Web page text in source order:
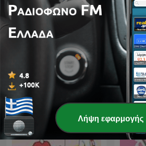
[ΚΥΜΑ ζωής]
Επεισοδιακές
επικοινωνίες...
Στο
Λήψη εφαρμογής